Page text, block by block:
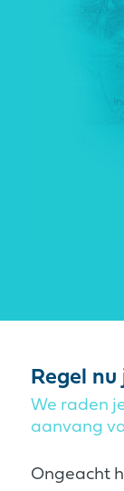
Regel
We raden
aanvang
Ongeacht